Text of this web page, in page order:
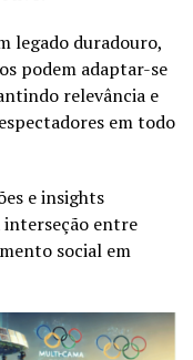
legado duradouro,
podem adaptar-se
relevância e
em todo
e insights
entre
social em